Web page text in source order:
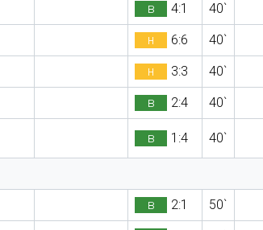
в 4:1 40`
н 6:6 40`
н 3:3 40`
в 2:4 40`
в 1:4 40`
в 2:1 50`